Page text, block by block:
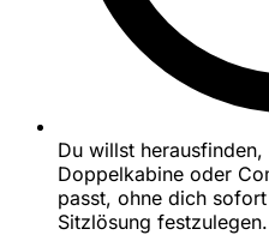
Du willst
Doppelkabine oder
passt, ohne dich
Sitzlösung festzulegen.